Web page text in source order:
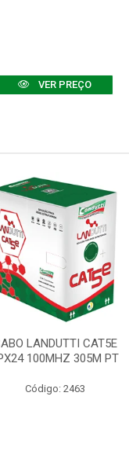
VER PREÇO
LANDUTTI CAT5E
100MHZ 305M PT
Código: 2463